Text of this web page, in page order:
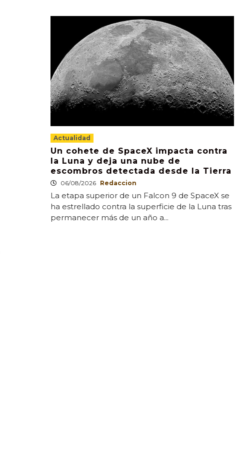
Actualidad
Un cohete de SpaceX impacta contra
la Luna y deja una nube de
escombros detectada desde la Tierra
06/08/2026 Redaccion
La etapa superior de un Falcon 9 de SpaceX se
ha estrellado contra la superficie de la Luna tras
permanecer más de un año a...